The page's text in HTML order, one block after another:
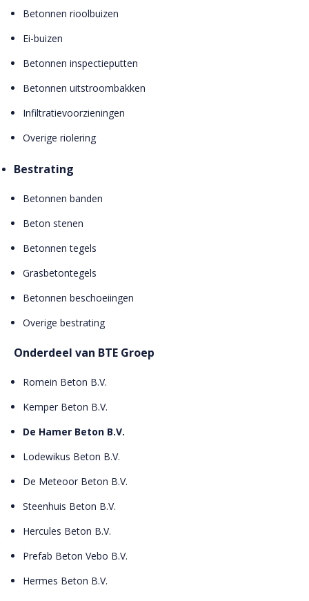
Betonnen rioolbuizen
Ei-buizen
Betonnen inspectieputten
Betonnen uitstroombakken
Infiltratievoorzieningen
Overige riolering
Bestrating
Betonnen banden
Beton stenen
Betonnen tegels
Grasbetontegels
Betonnen beschoeiingen
Overige bestrating
Onderdeel van BTE Groep
Romein Beton B.V.
Kemper Beton B.V.
De Hamer Beton B.V.
Lodewikus Beton B.V.
De Meteoor Beton B.V.
Steenhuis Beton B.V.
Hercules Beton B.V.
Prefab Beton Vebo B.V.
Hermes Beton B.V.